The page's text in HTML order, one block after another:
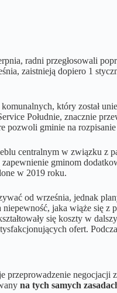
radni przegłosowali
zaistnieją dopiero 1
który został
Południe, znacznie
gminie na
centralnym w związku
gminom
w 2019 roku.
od września, jednak
jaka wiąże się
się koszty w
ofert.
przeprowadzenie
na tych samych